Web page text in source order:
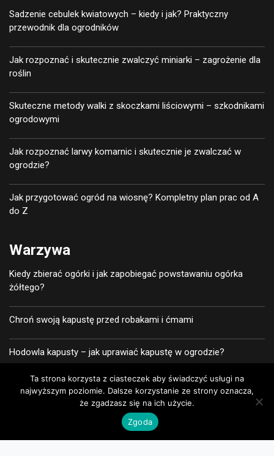
Sadzenie cebulek kwiatowych – kiedy i jak? Praktyczny
przewodnik dla ogrodników
Jak rozpoznać i skutecznie zwalczyć miniarki – zagrożenie dla
roślin
Skuteczne metody walki z skoczkami liściowymi – szkodnikami
ogrodowymi
Jak rozpoznać larwy komarnic i skutecznie je zwalczać w
ogrodzie?
Jak przygotować ogród na wiosnę? Kompletny plan prac od A
do Z
Warzywa
Kiedy zbierać ogórki i jak zapobiegać powstawaniu ogórka
żółtego?
Chroń swoją kapustę przed robakami i ćmami
Hodowla kapusty – jak uprawiać kapustę w ogrodzie?
Ochrona kapusty przed ślimakami – jak trzymać ślimaki z dala
od kapusty?
Ta strona korzysta z ciasteczek aby świadczyć usługi na
najwyższym poziomie. Dalsze korzystanie ze strony oznacza,
że zgadzasz się na ich użycie.
Zgoda